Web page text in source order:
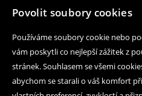
Povolit soubory cookies
Používáme soubory cookie nebo
vám poskytli co nejlepší zážitek z
stránek. Souhlasem se všemi
abychom se starali o váš komfort